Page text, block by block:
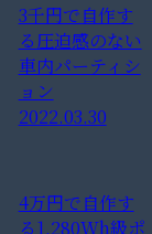
3千円で自作す
る圧迫感のない
車内パーティシ
ョン
2022.03.30
4万円で自作す
る1,280Wh級ポ